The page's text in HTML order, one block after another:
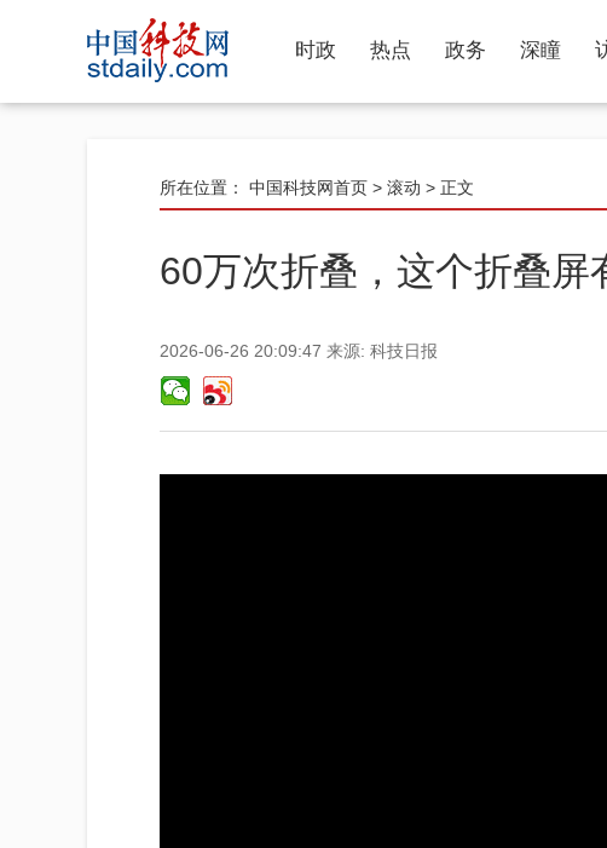
时政 热点 政务 深瞳
所在位置： 中国科技网首页 > 滚动 > 正文
60万次折叠，这个折叠屏
2026-06-26 20:09:47 来源: 科技日报